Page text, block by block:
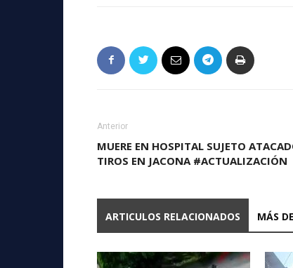
Anterior
MUERE EN HOSPITAL SUJETO
TIROS EN JACONA #ACTUALIZACIÓN
ARTICULOS RELACIONADOS MÁS